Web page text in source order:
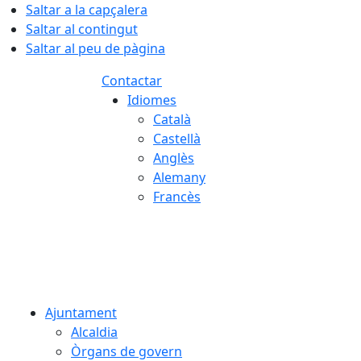
Saltar a la capçalera
Saltar al contingut
Saltar al peu de pàgina
Contactar
Idiomes
Català
Castellà
Anglès
Alemany
Francès
Ajuntament
Alcaldia
Òrgans de govern